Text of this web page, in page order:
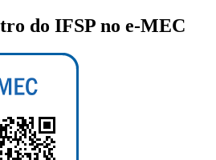
do IFSP no e-MEC